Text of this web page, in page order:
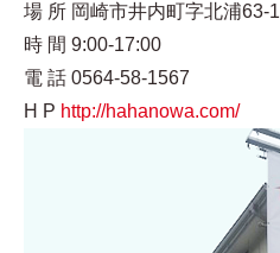
場 所 岡崎市井内町字北浦63-1
時 間 9:00-17:00
電 話 0564-58-1567
H P http://hahanowa.com/